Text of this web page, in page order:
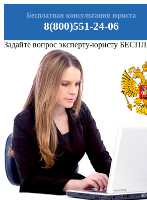
8(800)551-24-06
Бесплатная консультация юриста
Задайте вопрос эксперту-юристу